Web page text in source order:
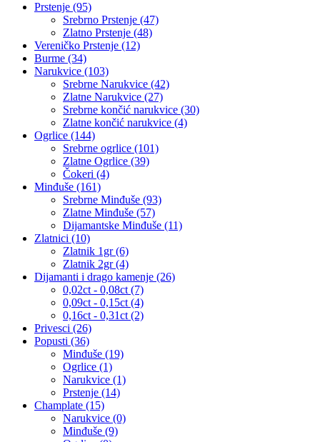
Prstenje (95)
Srebrno Prstenje (47)
Zlatno Prstenje (48)
Vereničko Prstenje (12)
Burme (34)
Narukvice (103)
Srebrne Narukvice (42)
Zlatne Narukvice (27)
Srebrne končić narukvice (30)
Zlatne končić narukvice (4)
Ogrlice (144)
Srebrne ogrlice (101)
Zlatne Ogrlice (39)
Čokeri (4)
Minđuše (161)
Srebrne Minđuše (93)
Zlatne Minđuše (57)
Dijamantske Minđuše (11)
Zlatnici (10)
Zlatnik 1gr (6)
Zlatnik 2gr (4)
Dijamanti i drago kamenje (26)
0,02ct - 0,08ct (7)
0,09ct - 0,15ct (4)
0,16ct - 0,31ct (2)
Privesci (26)
Popusti (36)
Minđuše (19)
Ogrlice (1)
Narukvice (1)
Prstenje (14)
Champlate (15)
Narukvice (0)
Minđuše (9)